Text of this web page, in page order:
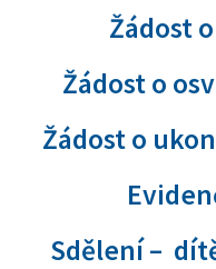
Žádost
Žádost o
Žádost o
Sdělení –